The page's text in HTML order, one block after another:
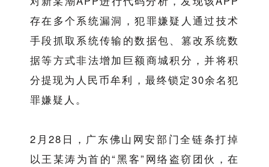
存在多个系统漏洞，犯罪嫌疑人通过技术
手段抓取系统传输的数据包、篡改系统数
据等方式非法增加巨额商城积分，并将积
分提现为人民币牟利，最终锁定30余名犯
罪嫌疑人。
2月28日，广东佛山网安部门全链条打掉
以王某涛为首的“黑客”网络盗窃团伙，在